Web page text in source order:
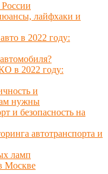
лайфхаки и
в 2022 году:
в 2022 году:
и
нужны
безопасность на
автотранспорта и
ламп
Москве